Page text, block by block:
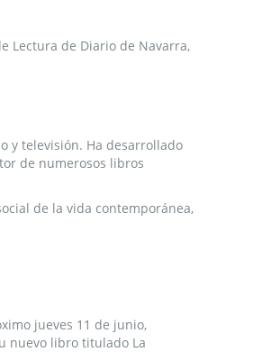
Lectura de Diario de Navarra,
y televisión. Ha desarrollado
de numerosos libros
de la vida contemporánea,
jueves 11 de junio,
nuevo libro titulado La